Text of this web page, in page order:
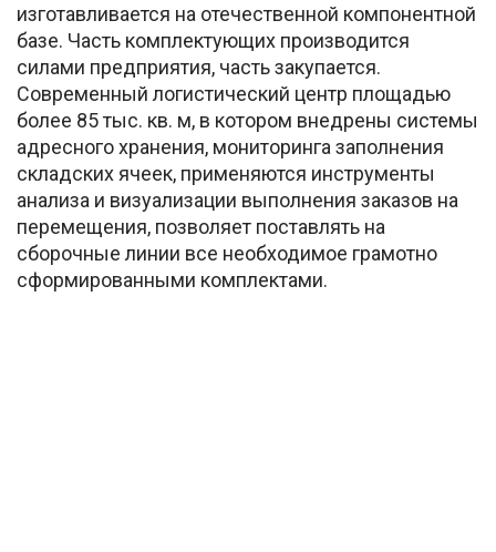
изготавливается на отечественной компонентной
базе. Часть комплектующих производится
силами предприятия, часть закупается.
Современный логистический центр площадью
более 85 тыс. кв. м, в котором внедрены системы
адресного хранения, мониторинга заполнения
складских ячеек, применяются инструменты
анализа и визуализации выполнения заказов на
перемещения, позволяет поставлять на
сборочные линии все необходимое грамотно
сформированными комплектами.